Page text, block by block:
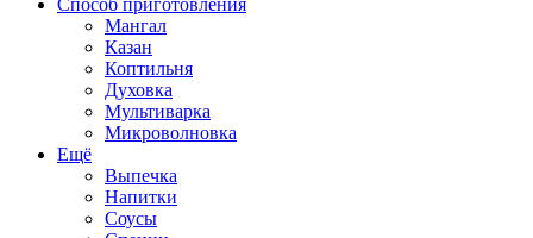
Способ приготовления
Мангал
Казан
Коптильня
Духовка
Мультиварка
Микроволновка
Ещё
Выпечка
Напитки
Соусы